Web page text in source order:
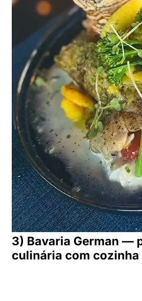
3) Bavaria German —
culinária com cozinha